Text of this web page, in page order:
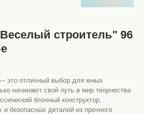
строитель" 96
это отличный выбор для юных
начинают свой путь в мир творчества
блочный конструктор,
безопасных деталей из прочного